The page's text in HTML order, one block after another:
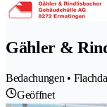
Gähler &
Bedachungen •
Geöffnet